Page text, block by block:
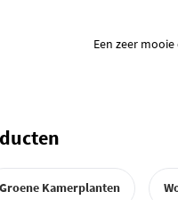
weken plantenvoeding te
groeit. Deze Gatenplant
witte jute sierpot.
online is heel eenvoudig. Wij
staat bij jou thuis
die stevigheid biedt tijdens het
die ervoor zorgen dat
Een zeer
Groene Kamerplanten